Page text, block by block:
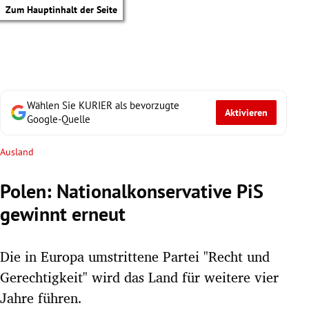
Zum Hauptinhalt der Seite
Untermenü
Wählen Sie KURIER als bevorzugte
Google-Quelle
Aktivieren
Ausland
Polen: Nationalkonservative PiS
gewinnt erneut
Die in Europa umstrittene Partei "Recht und
Gerechtigkeit" wird das Land für weitere vier
Jahre führen.